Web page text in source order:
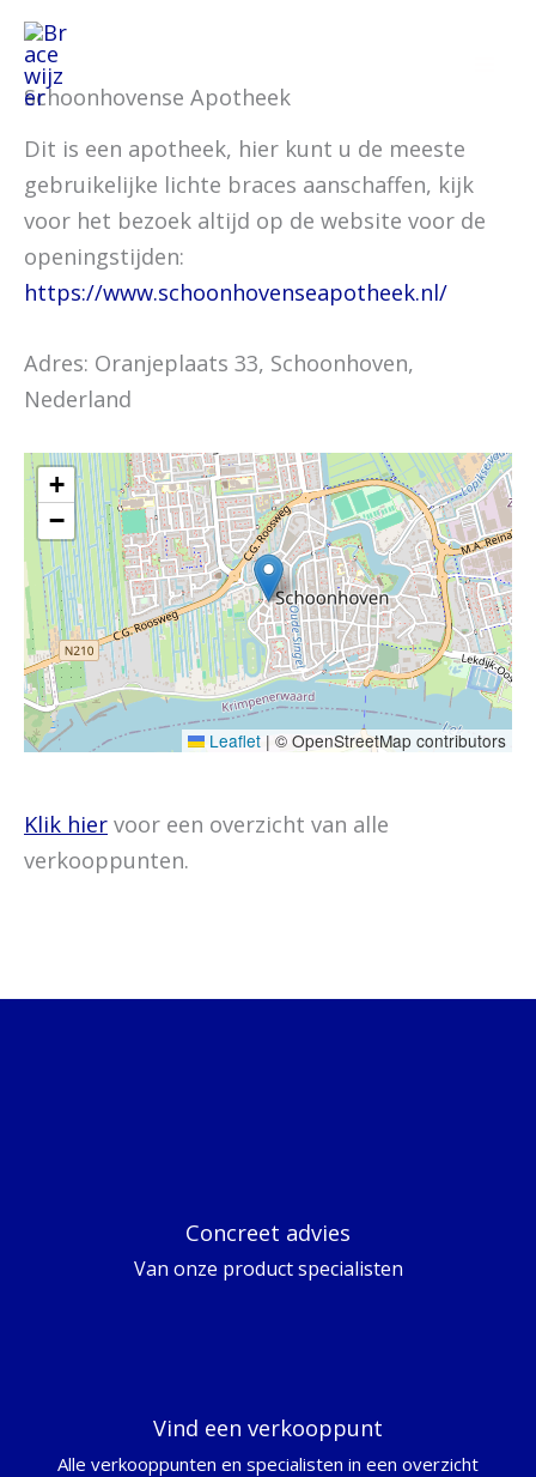
Ga
naar
Schoonhovense Apotheek
Dit is een apotheek, hier kunt u de meeste
gebruikelijke lichte braces aanschaffen, kijk
voor het bezoek altijd op de website voor de
openingstijden:
https://www.schoonhovenseapotheek.nl/
Adres: Oranjeplaats 33, Schoonhoven,
Nederland
+
−
Leaflet | © OpenStreetMap contributors
Klik hier voor een overzicht van alle
verkooppunten.
Concreet advies
Van onze product specialisten
Vind een verkooppunt
Alle verkooppunten en specialisten in een overzicht